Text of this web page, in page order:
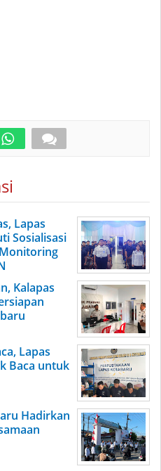
Lapas
Sosialisasi
Kalapas
Lapas
Baca untuk
Hadirkan